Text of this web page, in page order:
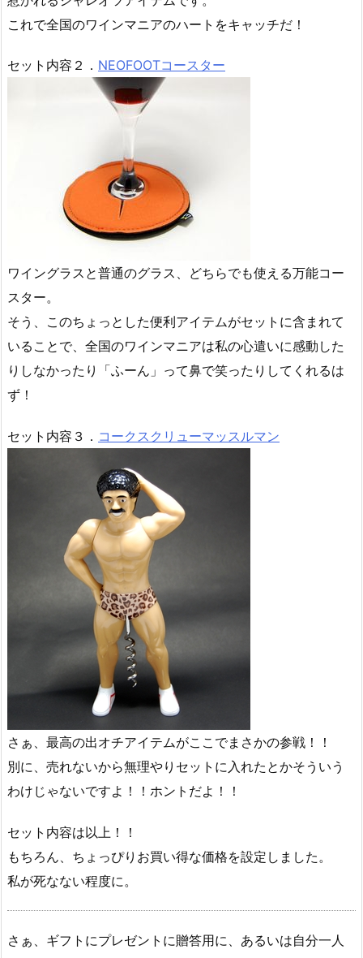
これで全国のワインマニアのハートをキャッチだ！
セット内容２． NEOFOOTコースター
ワイングラスと普通のグラス、どちらでも使える万能コー
スター。
そう、このちょっとした便利アイテムがセットに含まれて
いることで、全国のワインマニアは私の心遣いに感動した
りしなかったり「ふーん」って鼻で笑ったりしてくれるは
ず！
セット内容３． コークスクリューマッスルマン
さぁ、最高の出オチアイテムがここでまさかの参戦！！
別に、売れないから無理やりセットに入れたとかそういう
わけじゃないですよ！！ホントだよ！！
セット内容は以上！！
もちろん、ちょっぴりお買い得な価格を設定しました。
私が死なない程度に。
さぁ、ギフトにプレゼントに贈答用に、あるいは自分一人